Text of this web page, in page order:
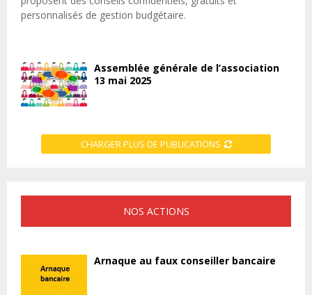
personnalisés de gestion budgétaire.
Assemblée générale de l’association
13 mai 2025
CHARGER PLUS DE PUBLICATIONS
NOS ACTIONS
Arnaque au faux conseiller bancaire